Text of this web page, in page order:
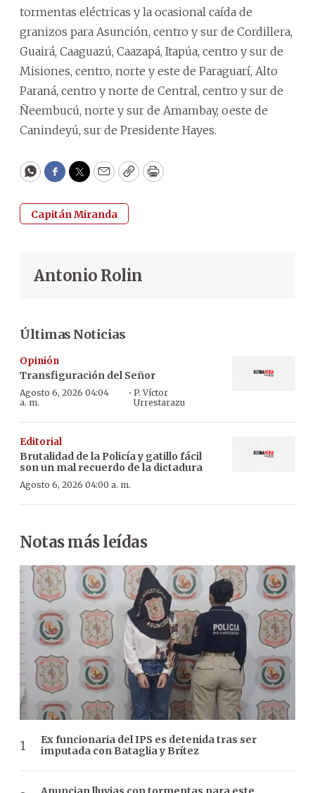
tormentas eléctricas y la ocasional caída de
granizos para Asunción, centro y sur de Cordillera,
Guairá, Caaguazú, Caazapá, Itapúa, centro y sur de
Misiones, centro, norte y este de Paraguarí, Alto
Paraná, centro y norte de Central, centro y sur de
Ñeembucú, norte y sur de Amambay, oeste de
Canindeyú, sur de Presidente Hayes.
WhatsApp
Facebook
Twitter
EmailCopyPrint
Capitán Miranda
Antonio Rolin
Últimas Noticias
Opinión
Transfiguración del Señor
Agosto 6, 2026 04:04
a. m.
· P. Víctor
Urrestarazu
Editorial
Brutalidad de la Policía y gatillo fácil
son un mal recuerdo de la dictadura
Agosto 6, 2026 04:00 a. m.
Notas más leídas
Ex funcionaria del IPS es detenida tras ser
imputada con Bataglia y Brítez